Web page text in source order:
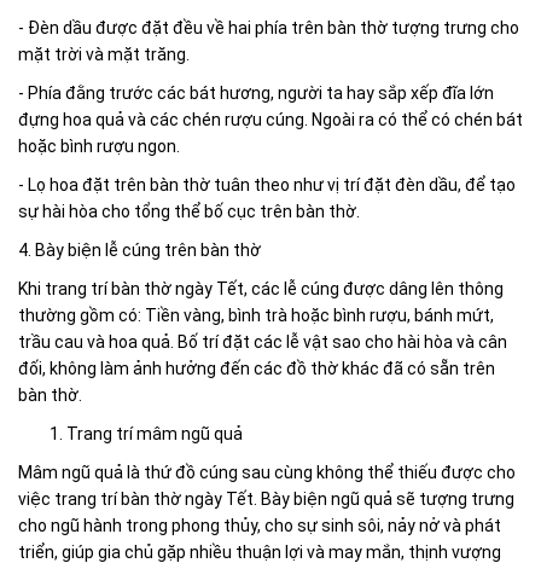
- Đèn dầu được đặt đều về hai phía trên bàn thờ tượng trưng cho
mặt trời và mặt trăng.
- Phía đằng trước các bát hương, người ta hay sắp xếp đĩa lớn
đựng hoa quả và các chén rượu cúng. Ngoài ra có thể có chén bát
hoặc bình rượu ngon.
- Lọ hoa đặt trên bàn thờ tuân theo như vị trí đặt đèn dầu, để tạo
sự hài hòa cho tổng thể bố cục trên bàn thờ.
4. Bày biện lễ cúng trên bàn thờ
Khi trang trí bàn thờ ngày Tết, các lễ cúng được dâng lên thông
thường gồm có: Tiền vàng, bình trà hoặc bình rượu, bánh mứt,
trầu cau và hoa quả. Bố trí đặt các lễ vật sao cho hài hòa và cân
đối, không làm ảnh hưởng đến các đồ thờ khác đã có sẵn trên
bàn thờ.
Trang trí mâm ngũ quả
Mâm ngũ quả là thứ đồ cúng sau cùng không thể thiếu được cho
việc trang trí bàn thờ ngày Tết. Bày biện ngũ quả sẽ tượng trưng
cho ngũ hành trong phong thủy, cho sự sinh sôi, nảy nở và phát
triển, giúp gia chủ gặp nhiều thuận lợi và may mắn, thịnh vượng